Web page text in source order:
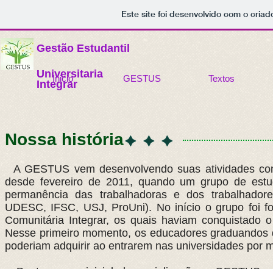
Este site foi desenvolvido com o
Gestão Estudantil
Universitaria
Integrar
Inicio GESTUS Textos
Nossa história
A GESTUS vem desenvolvendo suas atividades
desde fevereiro de 2011, quando um grupo de
permanência das trabalhadoras e dos
UDESC, IFSC, USJ, ProUni). No início o grupo foi
Comunitária Integrar, os quais haviam conquistado
Nesse primeiro momento, os educadores
poderiam adquirir ao entrarem nas universidades por